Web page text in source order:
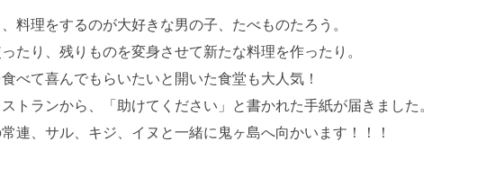
料理をするのが大好きな男の子、たべものたろう。
たり、残りものを変身させて新たな料理を作ったり。
べて喜んでもらいたいと開いた食堂も大人気！
トランから、「助けてください」と書かれた手紙が届きました。
連、サル、キジ、イヌと一緒に鬼ヶ島へ向かいます！！！